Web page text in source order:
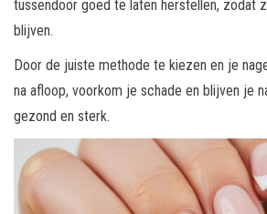
tussendoor goed te laten herstellen, zodat
blijven.
Door de juiste methode te kiezen en je
na afloop, voorkom je schade en blijven je
gezond en sterk.